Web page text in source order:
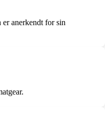
anerkendt for sin